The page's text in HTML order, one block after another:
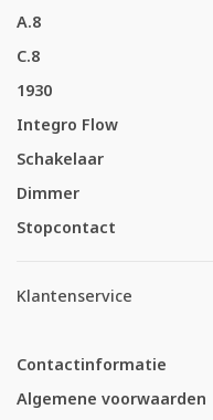
A.8
C.8
1930
Integro Flow
Schakelaar
Dimmer
Stopcontact
Klantenservice
Contactinformatie
Algemene voorwaarden